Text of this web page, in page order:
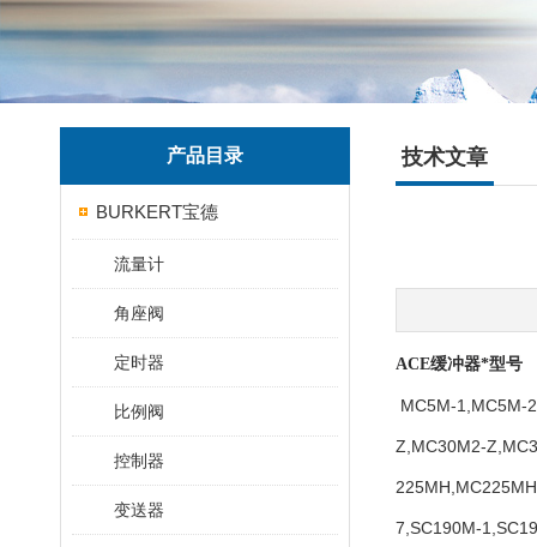
产品目录
BURKERT宝德
流量计
角座阀
定时器
比例阀
控制器
变送器
技术文章
ACE缓冲器*型号
MC5M-1,MC5M-
Z,MC30M2-
7,SC190M-